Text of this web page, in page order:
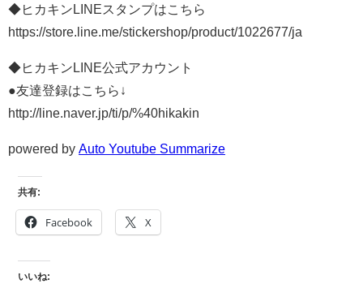
◆ヒカキンLINEスタンプはこちら
https://store.line.me/stickershop/product/1022677/ja
◆ヒカキンLINE公式アカウント
●友達登録はこちら↓
http://line.naver.jp/ti/p/%40hikakin
powered by Auto Youtube Summarize
共有:
Facebook X
いいね: